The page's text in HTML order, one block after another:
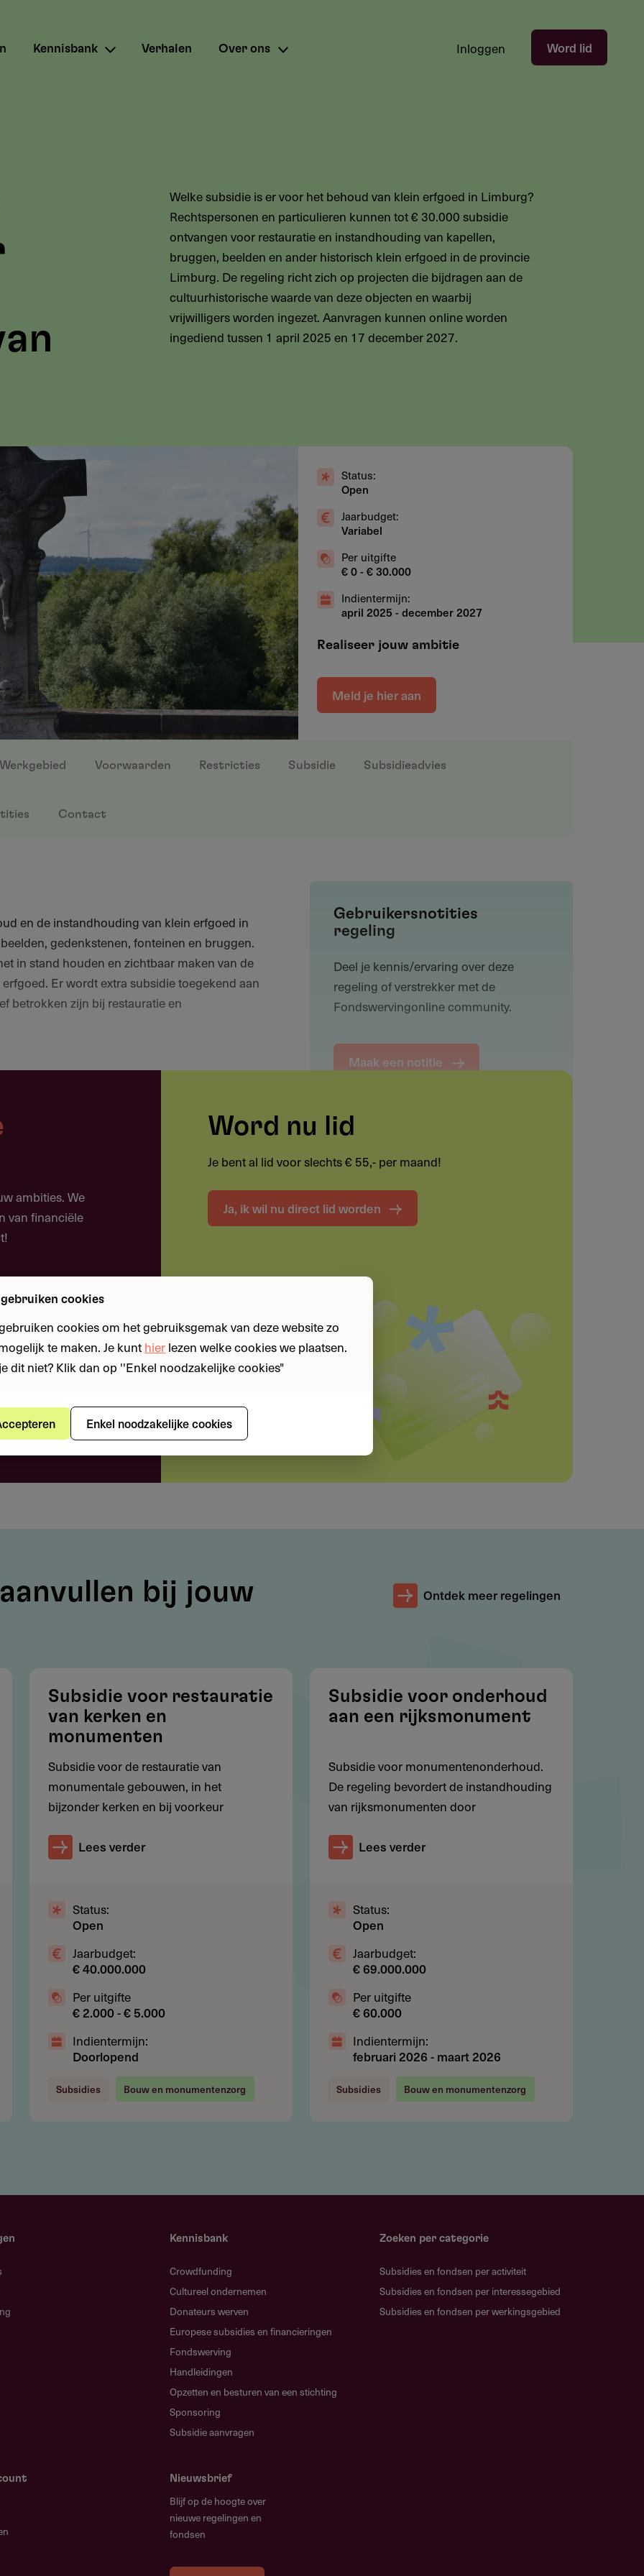
Kennisbank Verhalen Over ons
Hoofdnavigatie
gebruikersectie
Inloggen Word lid
Welke subsidie is er voor het behoud van klein erfgoed in Limburg?
Rechtspersonen en particulieren kunnen tot € 30.000 subsidie
ontvangen voor restauratie en instandhouding van kapellen,
bruggen, beelden en ander historisch klein erfgoed in de provincie
Limburg. De regeling richt zich op projecten die bijdragen aan de
cultuurhistorische waarde van deze objecten en waarbij
vrijwilligers worden ingezet. Aanvragen kunnen online worden
ingediend tussen 1 april 2025 en 17 december 2027.
Status:
Open
Jaarbudget:
Variabel
Per uitgifte
€ 0 - € 30.000
Indientermijn:
april 2025 -december 2027
Realiseer jouw ambitie
Meld je hier aan
Werkgebied Voorwaarden Restricties Subsidie Subsidieadvies
Contact
en de instandhouding van klein erfgoed in
gedenkstenen, fonteinen en bruggen.
in stand houden en zichtbaar maken van de
Er wordt extra subsidie toegekend aan
betrokken zijn bij restauratie en
zoals bruggen, waterputten en poorten
van de zichtbaarheid en het publiek toegankelijk
rondom het erfgoed
na goedkeuring starten
meer fysiek aanwezig is, worden niet
parken, vijvers of waterpoelen zijn uitgesloten
voor interieurwerken binnen gebouwen
projectkosten (afhankelijk van inzet vrijwilligers).
inclusief begroting
om een hoger subsidiepercentage te krijgen
in om voldoende verwerkingstijd te
erfgoed 2025-2027
regeling of verstrekker met de
Gebruikersnotities
regeling
Deel je kennis/ervaring over deze
regeling of verstrekker met de
Fondswervingonline community.
Maak een notitie
Funding informatie
Deel deze pagina
ambities. We
van financiële
je weg door
intuïtieve platform.
kans met onze
fondsen
Word nu lid
Je bent al lid voor slechts € 55,- per maand!
Ja, ik wil nu direct lid worden
bij jouw
Ontdek meer regelingen
Subsidie voor restauratie
van kerken en
monumenten
Subsidie voor de restauratie van
monumentale gebouwen, in het
bijzonder kerken en bij voorkeur
Lees verder
Status:
Open
Jaarbudget:
€ 40.000.000
Per uitgifte
€ 2.000 - € 5.000
Indientermijn:
Doorlopend
Subsidies Bouw en monumentenzorg
Subsidie voor onderhoud
aan een rijksmonument
Subsidie voor monumentenonderhoud.
De regeling bevordert de instandhouding
van rijksmonumenten door
Lees verder
Status:
Open
Jaarbudget:
€ 69.000.000
Per uitgifte
€ 60.000
Indientermijn:
februari 2026 - maart 2026
Subsidies Bouw en monumentenzorg
Kennisbank
Crowdfunding
Cultureel ondernemen
Donateurs werven
Europese subsidies en financieringen
Fondswerving
Handleidingen
Opzetten en besturen van een stichting
Sponsoring
Subsidie aanvragen
Zoeken per categorie
Subsidies en fondsen per activiteit
Subsidies en fondsen per interessegebied
Subsidies en fondsen per werkingsgebied
Nieuwsbrief
Blijf op de hoogte over
nieuwe regelingen en
fondsen
cookies
cookies om het gebruiksgemak van deze website zo
te maken. Je kunt hier lezen welke cookies we plaatsen.
dit niet? Klik dan op ''Enkel noodzakelijke cookies"
Enkel noodzakelijke cookies